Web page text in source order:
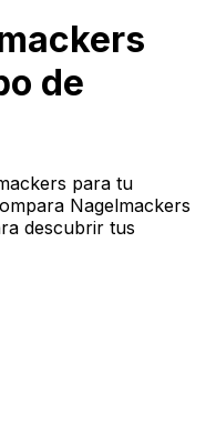
de
para tu
Nagelmackers
descubrir tus